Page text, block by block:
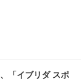
「イブリダ スポ